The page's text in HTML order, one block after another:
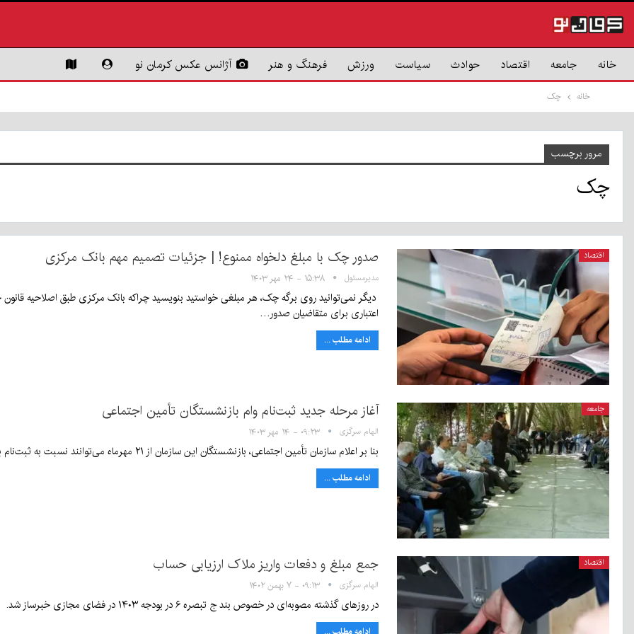
خانه جامعه اقتصاد حوادث سیاست ورزش فرهنگ و هنر آژانس عکس کرمان نو
خانه چک
مرور برچسب
چک
اقتصاد صدور چک با مبلغ دلخواه ممنوع! | جزئیات تصمیم مهم بانک مرکزی
مدیرمسئول ۱۵:۳۸ - ۲۴ مهر ۱۴۰۳
دیگر نمی‌توانید روی برگه چک، هر مبلغی خواستید بنویسید چراکه بانک مرکزی طبق اصلاحیه
اعتباری برای متقاضیان صدور…
ادامه مطلب ...
جامعه آغاز مرحله جدید ثبت‌نام وام بازنشستگان تأمین اجتماعی
الهام سرگزی ۰۹:۲۳ - ۱۴ مهر ۱۴۰۳
بنا بر اعلام سازمان تأمین اجتماعی، بازنشستگان این سازمان از ۲۱ مهرماه می‌توانند نسبت به ثبت‌نام برای دریافت تسهیلات قرض‌الحسنه اقدام کنند.
ادامه مطلب ...
اقتصاد جمع مبلغ و دفعات واریز ملاک ارزیابی حساب
الهام سرگزی ۰۹:۱۳ - ۷ بهمن ۱۴۰۲
در روزهای گذشته مصوبه‌ای در خصوص بند ج تبصره ۶ در بودجه ۱۴۰۳ در فضای مجازی خبرساز شد.
ادامه مطلب ...